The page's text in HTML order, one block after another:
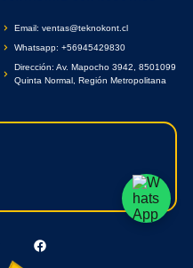
Email: ventas@teknokont.cl
Whatsapp: +56945429830
Dirección: Av. Mapocho 3942, 8501099
Quinta Normal, Región Metropolitana